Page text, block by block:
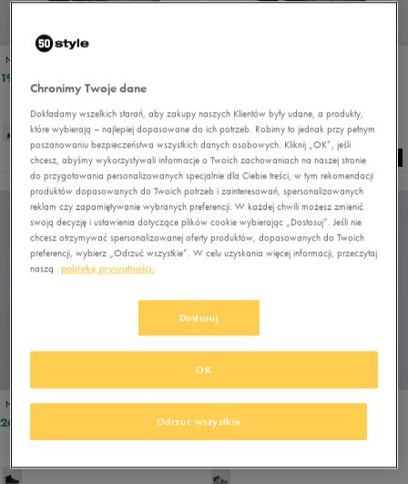
NEW BALANCE 800
199,99 zł
NIKE MANOA LTR
269,99 zł
NIKE AIR FORCE 1 MID EASYON
280,49 zł
Chronimy Twoje dane
Dokładamy wszelkich starań, aby zakupy naszych Klientów były udane, a produkty,
które wybierają – najlepiej dopasowane do ich potrzeb. Robimy to jednak przy pełnym
poszanowaniu bezpieczeństwa wszystkich danych osobowych. Kliknij „OK”, jeśli
chcesz, abyśmy wykorzystywali informacje o Twoich zachowaniach na naszej stronie
do przygotowania personalizowanych specjalnie dla Ciebie treści, w tym rekomendacji
produktów dopasowanych do Twoich potrzeb i zainteresowań, spersonalizowanych
reklam czy zapamiętywanie wybranych preferencji. W każdej chwili możesz zmienić
swoją decyzję i ustawienia dotyczące plików cookie wybierając „Dostosuj”. Jeśli nie
chcesz otrzymywać spersonalizowanej oferty produktów, dopasowanych do Twoich
preferencji, wybierz „Odrzuć wszystkie”. W celu uzyskania więcej informacji, przeczytaj
naszą
politykę prywatności.
Dostosuj
Odrzuć wszystkie
OK